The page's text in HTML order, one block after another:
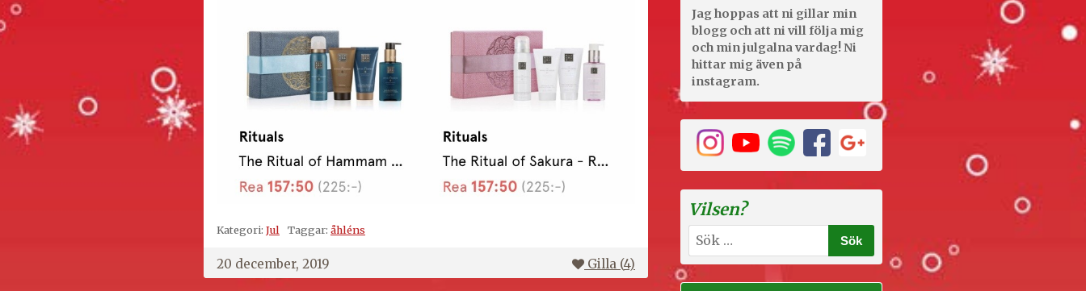
Kategori: Jul Taggar: åhléns
20 december, 2019 Gilla (4)
Jag hoppas att ni gillar min
blogg och att ni vill följa mig
och min julgalna vardag! Ni
hittar mig även på
instagram.
Vilsen?
Sök
efter: